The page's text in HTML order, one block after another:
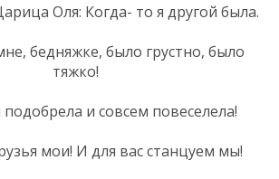
Оля: Когда- то я другой была.
бедняжке, было грустно, было
тяжко!
и совсем повеселела!
мои! И для вас станцуем мы!